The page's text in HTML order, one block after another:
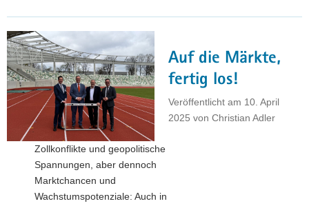
–
Teil
1:
Curaçao"
Auf die Märkte,
fertig los!
Veröffentlicht am 10. April
2025 von Christian Adler
Zollkonflikte und geopolitische
Spannungen, aber dennoch
Marktchancen und
Wachstumspotenziale: Auch in